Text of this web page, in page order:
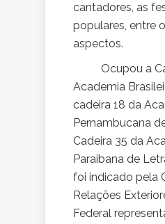
cantadores, as
populares, entre
aspectos.
Ocupou a
Academia
cadeira 18 da
Pernambucana
Cadeira 35 da
Paraibana de
foi indicado pela
Relações
Federal